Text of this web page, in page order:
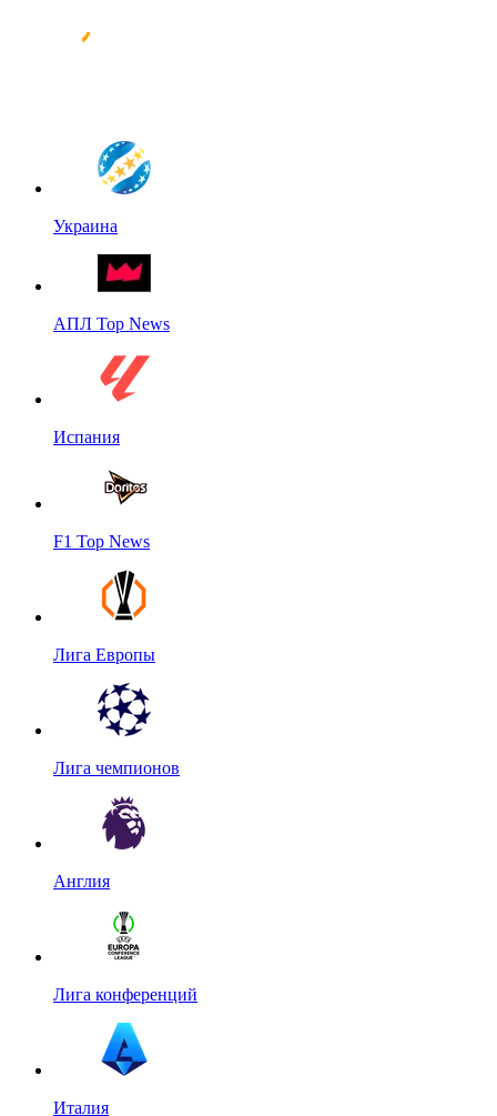
Украина
АПЛ Top News
Испания
F1 Top News
Лига Европы
Лига чемпионов
Англия
Лига конференций
Италия